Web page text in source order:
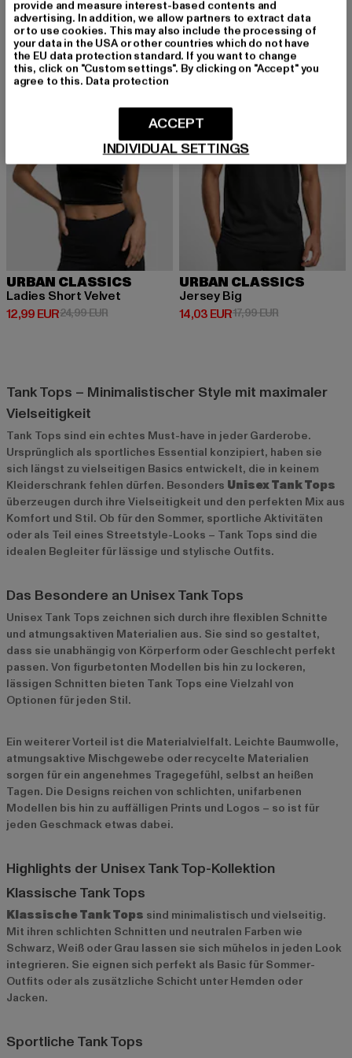
-48%
URBAN CLASSICS
Ladies Short Velvet
12,99 EUR
Derzeitiger Preis: 12,99 EUR
24,99 EURAktionspreis: 24,99 EUR
-22%
URBAN CLASSICS
Jersey Big
14,03 EUR
Derzeitiger Preis: 14,03 EUR
17,99 EURAktionspreis:
Tank Tops – Minimalistischer Style mit maximaler
Vielseitigkeit
Tank Tops sind ein echtes Must-have in jeder Garderobe.
Ursprünglich als sportliches Essential konzipiert, haben sie
sich längst zu vielseitigen Basics entwickelt, die in keinem
Kleiderschrank fehlen dürfen. Besonders Unisex Tank Tops
überzeugen durch ihre Vielseitigkeit und den perfekten Mix aus
Komfort und Stil. Ob für den Sommer, sportliche Aktivitäten
oder als Teil eines Streetstyle-Looks – Tank Tops sind die
idealen Begleiter für lässige und stylische Outfits.
Das Besondere an Unisex Tank Tops
Unisex Tank Tops zeichnen sich durch ihre flexiblen Schnitte
und atmungsaktiven Materialien aus. Sie sind so gestaltet,
dass sie unabhängig von Körperform oder Geschlecht perfekt
passen. Von figurbetonten Modellen bis hin zu lockeren,
lässigen Schnitten bieten Tank Tops eine Vielzahl von
Optionen für jeden Stil.
Ein weiterer Vorteil ist die Materialvielfalt. Leichte Baumwolle,
atmungsaktive Mischgewebe oder recycelte Materialien
sorgen für ein angenehmes Tragegefühl, selbst an heißen
Tagen. Die Designs reichen von schlichten, unifarbenen
Modellen bis hin zu auffälligen Prints und Logos – so ist für
jeden Geschmack etwas dabei.
Highlights der Unisex Tank Top-Kollektion
Klassische Tank Tops
Klassische Tank Tops sind minimalistisch und vielseitig.
Mit ihren schlichten Schnitten und neutralen Farben wie
Schwarz, Weiß oder Grau lassen sie sich mühelos in jeden Look
integrieren. Sie eignen sich perfekt als Basic für Sommer-
Outfits oder als zusätzliche Schicht unter Hemden oder
Jacken.
Sportliche Tank Tops
provide and measure interest-based contents and
advertising. In addition, we allow partners to extract data
or to use cookies. This may also include the processing of
your data in the USA or other countries which do not have
the EU data protection standard. If you want to change
this, click on "Custom settings". By clicking on "Accept" you
agree to this. Data protection
INDIVIDUAL SETTINGS
ACCEPT